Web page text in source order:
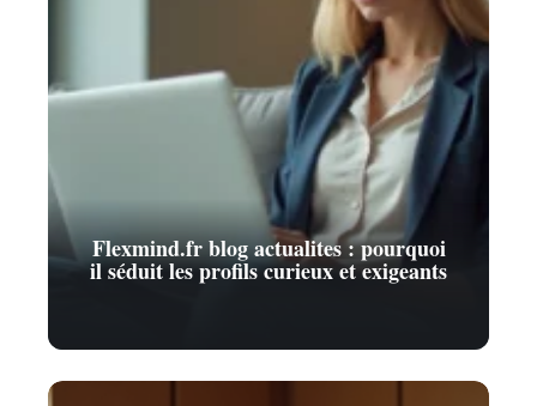
Flexmind.fr blog actualites : pourquoi
il séduit les profils curieux et exigeants